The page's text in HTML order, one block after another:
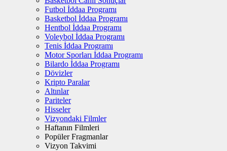
Futbol İddaa Programı
Basketbol İddaa Programı
Hentbol İddaa Programı
Voleybol İddaa Programı
Tenis İddaa Programı
Motor Sporları İddaa Programı
Bilardo İddaa Programı
Dövizler
Kripto Paralar
Altınlar
Pariteler
Hisseler
Vizyondaki Filmler
Haftanın Filmleri
Popüler Fragmanlar
Vizyon Takvimi